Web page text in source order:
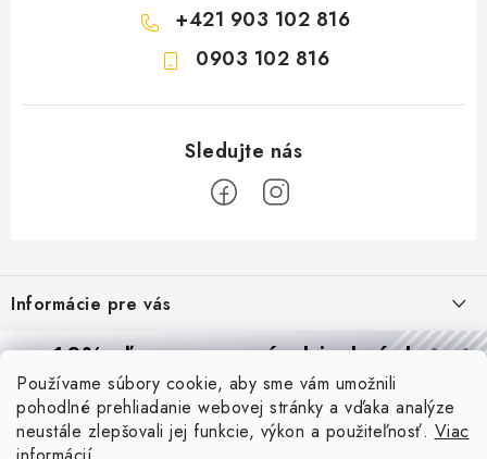
Používame súbory cookie, aby sme vám umožnili
pohodlné prehliadanie webovej stránky a vďaka analýze
neustále zlepšovali jej funkcie, výkon a použiteľnosť. Viac
+421 903 102 816
0903 102 816
p
ä
Informácie pre vás
Reklamácie a formulár na odstúpenie od zmluvy
Obchodné podmienky
Podmienky ochrany osobných údajov
Blog
10% zľavana prvú objednávku
Prihláste sa azískajtezľavu aj praktické tipy,vďaka ktorým
budete svietiť lepšie a platiť menej.